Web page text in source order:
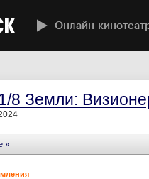
Онлайн-
8 Земли:
»